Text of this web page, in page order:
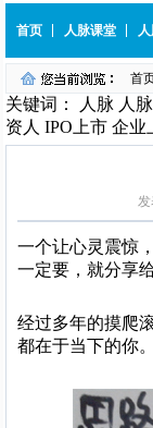
首页 人脉课堂
首
关键词： 人脉 人
资人 IPO上市 企
发
一个让心灵震惊
一定要，就分享
经过多年的摸爬
都在于当下的你。